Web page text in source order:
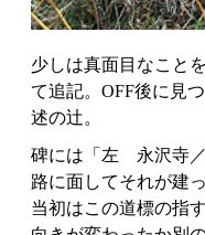
少しは真面目なこと
て追記。OFF後に見
述の辻。
碑には「左 永沢寺
路に面してそれが建
当初はこの道標の指